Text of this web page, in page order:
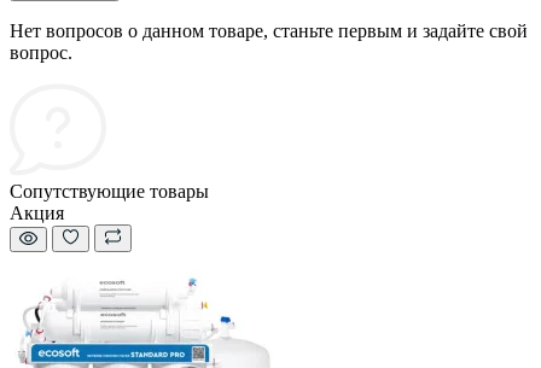
Нет вопросов о данном товаре, станьте первым и задайте свой
вопрос.
Сопутствующие товары
Акция